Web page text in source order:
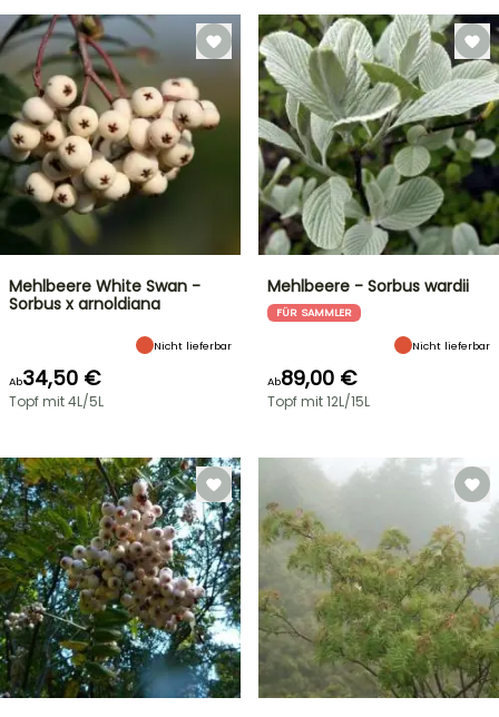
Mehlbeere White Swan -
Sorbus x arnoldiana
Nicht lieferbar
Ab34,50 €
Topf mit 4L/5L
Mehlbeere - Sorbus wardii
FÜR SAMMLER
Nicht lieferbar
Ab89,00 €
Topf mit 12L/15L